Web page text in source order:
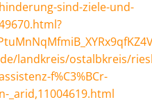
sind-ziele-und-
landkreis/ostalbkreis/
f%C3%BCr-
_arid,11004619.html